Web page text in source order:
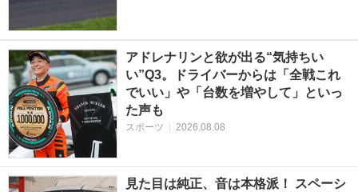
アドレナリンと欲が出る“気持ちい
い”Q3。ドライバーからは「全戦これ
でいい」や「台数を増やして」といっ
た声も
スポーツ 2026.08.08
見た目は純正、音は本格派！ スペーシ